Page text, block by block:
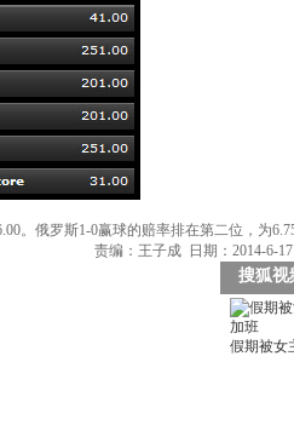
。俄罗斯1-0赢球的赔率排在第二位，为
责编：王子成 日期：2014-6-17